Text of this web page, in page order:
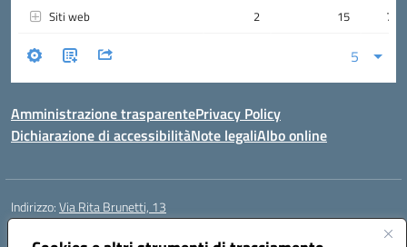
Amministrazione trasparentePrivacy Policy
Dichiarazione di accessibilitàNote legaliAlbo online
Indirizzo:Via Rita Brunetti, 13
Centralino: